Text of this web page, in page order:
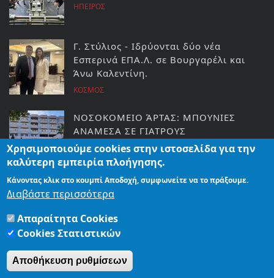
ΗΠΕΙΡΟΣ
Γ. Στύλιος - Ιδρύονται δύο νέα
Εσπερινά ΕΠΑ.Λ. σε Βουργαρέλι και
Άνω Καλεντίνη.
ΚΟΣΜΟΣ
ΝΟΣΟΚΟΜΕΙΟ ΆΡΤΑΣ: ΜΠΟΥΝΙΕΣ
ΑΝΑΜΕΣΑ ΣΕ ΓΙΑΤΡΟΥΣ
ΕΙΔΗΣΕΙΣ
ΑΡΤΑ:ΕΟΡΤΗ ΑΓΙΟΥ ΒΑΣΙΛΕΙΟΥ 2025
ΔΕΙΤΕ ΤΟ ΠΡΟΓΡΑΜΜΑ
ΕΙΔΗΣΕΙΣ
Χρησιμοποιούμε cookies στην ιστοσελίδα για την
καλύτερη εμπειρία πλοήγησης.
Κάνοντας κλικ στο κουμπί Αποδοχή, συμφωνείτε να το πράξουμε.
Διαβάστε περισσότερα
Απαραίτητα Cookies
Cookies Στατιστικών
Αποθήκευση ρυθμίσεων